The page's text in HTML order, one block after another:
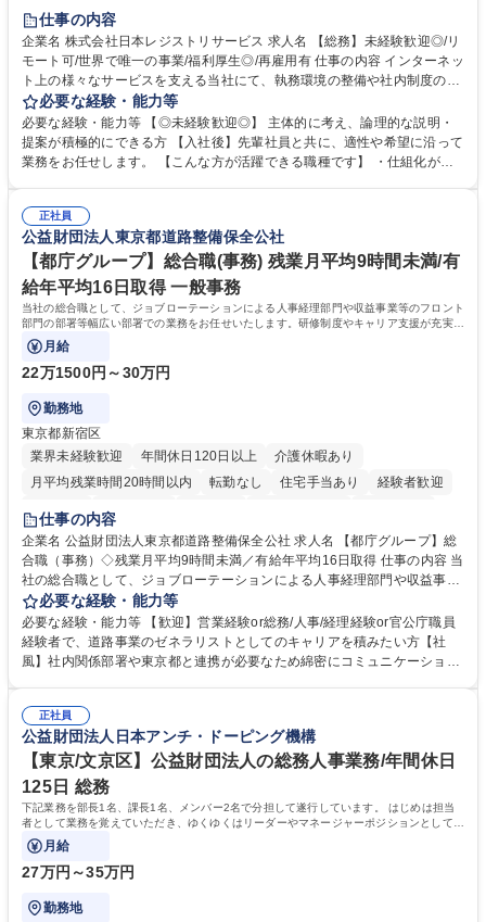
住宅手当あり
完全週休2日制
交通費支給 駅近5分以内 土日祝休み 服装自由
仕事の内容
企業名 株式会社日本レジストリサービス 求人名 【総務】未経験歓迎◎/リ
モート可/世界で唯一の事業/福利厚生◎/再雇用有 仕事の内容 インターネッ
ト上の様々なサービスを支える当社にて、執務環境の整備や社内制度の検
討、イベント運営などの幅広い業務を担当し、間接的に会社の生産性向上
や成長に貢献している部署です。 会社の全メンバーが安心して長く成果を
発揮できる環境を整えるために、毎日のメンテナンスや維持管理に加え、
新たな施策検討を積極的に行っていただき、会社全体を巻き込み課題解決
幅広い業務の体得が可能で、多様なキャリアパスを描くことも可能です。
募集職種 【総務】未経験歓迎◎/リモート可/世界で唯一の事業/福利厚生◎/
再雇用有
必要な経験・能力等
必要な経験・能力等 【◎未経験歓迎◎】 主体的に考え、論理的な説明・
提案が積極的にできる方 【入社後】先輩社員と共に、適性や希望に沿って
業務をお任せします。 【こんな方が活躍できる職種です】 ・仕組化が好
対処できる・新しいことに興味関心がある 【魅力】■自己啓発支援：資格
取得や通信教育など費用の80%（年間25万円まで）を補助 ■住宅手当：家
賃の50%（月額7万円まで）を補助 学歴・資格 学歴：大学院 大学 語学
力： 資格：
正社員
公益財団法人東京都道路整備保全公社
【都庁グループ】総合職(事務) 残業月平均9時間未満/有
給年平均16日取得 一般事務
当社の総合職として、ジョブローテーションによる人事経理部門や収益事業等のフロント
部門の部署等幅広い部署での業務をお任せいたします。研修制度やキャリア支援が充実し
ております！ ※下記業務詳細
月給
22万1500円～30万円
勤務地
東京都新宿区
業界未経験歓迎
年間休日120日以上
介護休暇あり
月平均残業時間20時間以内
転勤なし 住宅手当あり
経験者歓迎
研修あり
退職金あり
駅近5分以内
資格取得手当あり 食事補助あり
仕事の内容
企業名 公益財団法人東京都道路整備保全公社 求人名 【都庁グループ】総
合職（事務）◇残業月平均9時間未満／有給年平均16日取得 仕事の内容 当
社の総合職として、ジョブローテーションによる人事経理部門や収益事業
等のフロント部門の部署等幅広い部署での業務をお任せいたします。研修
制度やキャリア支援が充実しております！ ※下記業務詳細 【業務詳細】■
管理部門：広報、人事、経理など当公社の運営に係る管理業務 ■収益部
門：駐車場の新規開拓、管理運営、新宿駅西口広場の「イベントコーナ
道路施設や道路工事現場の見学ツアー事業 ※入社後は上記いずれかの部門
へ配属。※業務内容変更の範囲：会社の定める業務 募集職種 【都庁グル
ープ】総合職（事務）◇残業月平均9時間未満／有給年平均16日取得
必要な経験・能力等
必要な経験・能力等 【歓迎】営業経験or総務/人事/経理経験or官公庁職員
経験者で、道路事業のゼネラリストとしてのキャリアを積みたい方【社
風】社内関係部署や東京都と連携が必要なため綿密にコミュニケーション
部門など多岐に渡る業務を経験できます。 ■様々なプロジェクト：駐車場
事業の他、新宿駅西口広場内に設置された照明を兼ねた広告「ブライトサ
イン」の管理運営を行うなど、事業収益を生み出す活動を積極的に行って
います。 学歴・資格 学歴：大学院 大学 高専 短大 専修学校 高校 語学力：
資格：
正社員
公益財団法人日本アンチ・ドーピング機構
【東京/文京区】公益財団法人の総務人事業務/年間休日
125日 総務
下記業務を部長1名、課長1名、メンバー2名で分担して遂行しています。 はじめは担当
者として業務を覚えていただき、ゆくゆくはリーダーやマネージャーポジションとして活
躍いただくことを期待しています。
月給
27万円～35万円
勤務地